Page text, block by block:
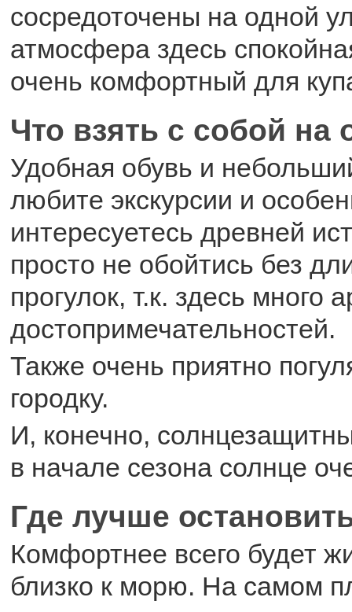
сосредоточены на одной
атмосфера здесь
очень комфортный для
Что взять с собой на
Удобная обувь и
любите экскурсии и
интересуетесь древней
просто не обойтись без
прогулок, т.к. здесь много
достопримечательностей.
Также очень приятно
городку.
И, конечно,
в начале сезона солнце
Где лучше
Комфортнее всего будет
близко к морю. На самом